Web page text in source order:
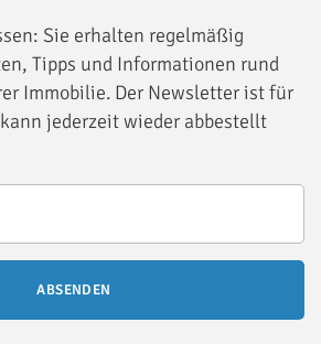
Sie erhalten regelmäßig
Tipps und Informationen rund
Immobilie. Der Newsletter ist für
jederzeit wieder abbestellt
ABSENDEN